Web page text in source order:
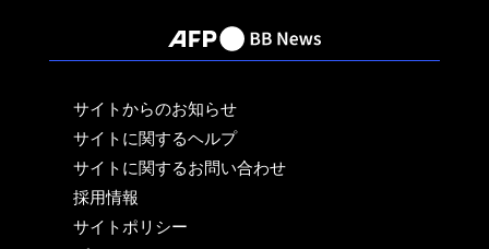
サイトからのお知らせ
サイトに関するヘルプ
サイトに関するお問い合わせ
採用情報
サイトポリシー